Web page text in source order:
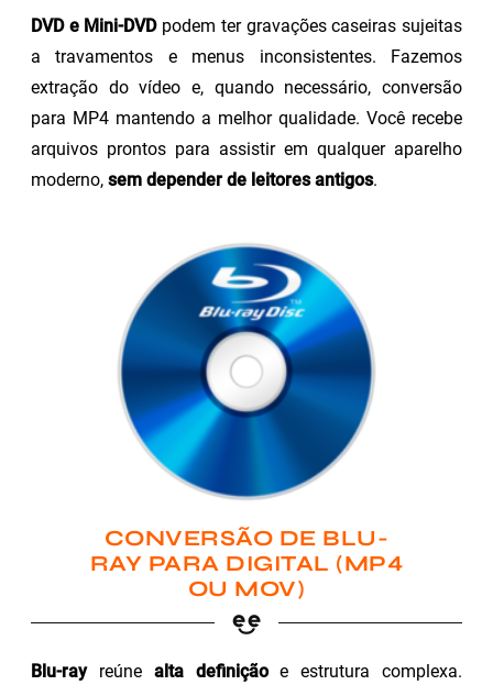
DVD e Mini-DVDpodem ter gravações caseiras sujeitas
a travamentos e menus inconsistentes. Fazemos
extração do vídeo e, quando necessário, conversão
para MP4 mantendo a melhor qualidade. Você recebe
arquivos prontos para assistir em qualquer aparelho
moderno, sem depender de leitores antigos.
CONVERSÃO DE BLU-
RAY PARA DIGITAL (MP4
OU MOV)
Blu-rayreúne alta definiçãoe estrutura complexa.